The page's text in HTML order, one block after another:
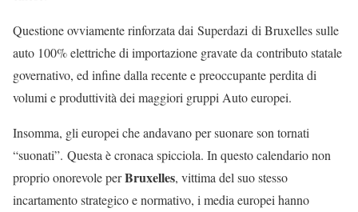
Questione ovviamente rinforzata dai Superdazi di Bruxelles sulle
auto 100% elettriche di importazione gravate da contributo statale
governativo, ed infine dalla recente e preoccupante perdita di
volumi e produttività dei maggiori gruppi Auto europei.
Insomma, gli europei che andavano per suonare son tornati
“suonati”. Questa è cronaca spicciola. In questo calendario non
proprio onorevole perBruxelles, vittima del suo stesso
incartamento strategico e normativo, i media europei hanno